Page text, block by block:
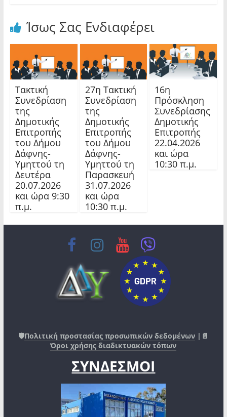
Ίσως Σας Ενδιαφέρει
Τακτική
Συνεδρίαση
της
Δημοτικής
Επιτροπής
του Δήμου
Δάφνης-
Υμηττού τη
Δευτέρα
20.07.2026
και ώρα 9:30
π.μ.
27η Τακτική
Συνεδρίαση
της
Δημοτικής
Επιτροπής
του Δήμου
Δάφνης-
Υμηττού τη
Παρασκευή
31.07.2026
και ώρα
10:30 π.μ.
16η
Πρόσκληση
Συνεδρίασης
Δημοτικής
Επιτροπής
22.04.2026
και ώρα
10:30 π.μ.
🛡️Πολιτική προστασίας προσωπικών δεδομένων |📄
Όροι χρήσης διαδικτυακών τόπων
ΣΥΝΔΕΣΜΟΙ